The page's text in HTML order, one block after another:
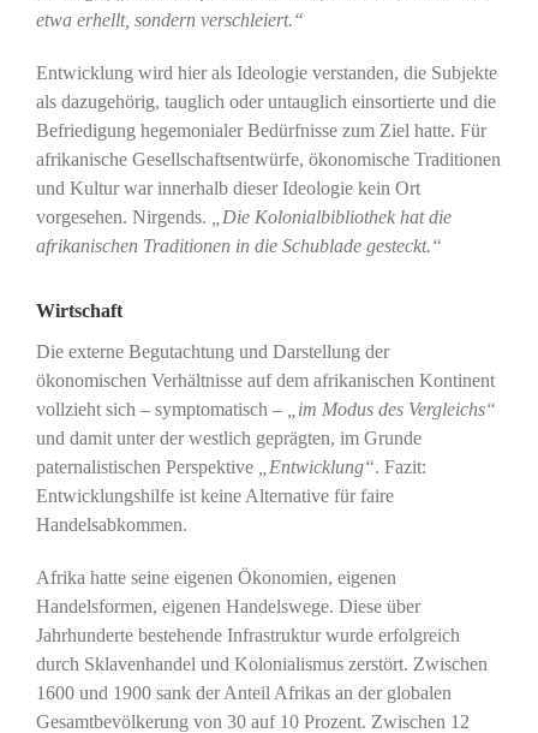
etwa erhellt, sondern verschleiert.“
Entwicklung wird hier als Ideologie verstanden, die Subjekte
als dazugehörig, tauglich oder untauglich einsortierte und die
Befriedigung hegemonialer Bedürfnisse zum Ziel hatte. Für
afrikanische Gesellschaftsentwürfe, ökonomische Traditionen
und Kultur war innerhalb dieser Ideologie kein Ort
vorgesehen. Nirgends.
„Die Kolonialbibliothek hat die
afrikanischen Traditionen in die Schublade gesteckt.“
Wirtschaft
Die externe Begutachtung und Darstellung der
ökonomischen Verhältnisse auf dem afrikanischen Kontinent
vollzieht sich – symptomatisch –
„im Modus des Vergleichs“
und damit unter der westlich geprägten, im Grunde
paternalistischen Perspektive
„Entwicklung“. Fazit:
Entwicklungshilfe ist keine Alternative für faire
Handelsabkommen.
Afrika hatte seine eigenen Ökonomien, eigenen
Handelsformen, eigenen Handelswege. Diese über
Jahrhunderte bestehende Infrastruktur wurde erfolgreich
durch Sklavenhandel und Kolonialismus zerstört. Zwischen
1600 und 1900 sank der Anteil Afrikas an der globalen
Gesamtbevölkerung von 30 auf 10 Prozent. Zwischen 12